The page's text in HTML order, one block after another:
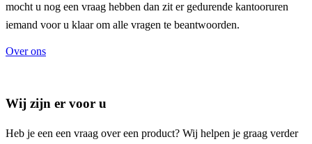
mocht u nog een vraag hebben dan zit er gedurende kantooruren
iemand voor u klaar om alle vragen te beantwoorden.
Over ons
Wij zijn er voor u
Heb je een een vraag over een product? Wij helpen je graag verder